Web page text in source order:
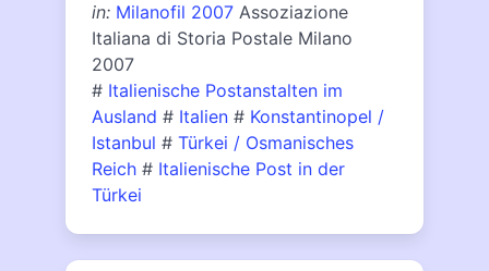
in: Milanofil 2007 Assoziazione
Italiana di Storia Postale Milano
2007
# Italienische Postanstalten im
Ausland # Italien # Konstantinopel /
Istanbul # Türkei / Osmanisches
Reich # Italienische Post in der
Türkei